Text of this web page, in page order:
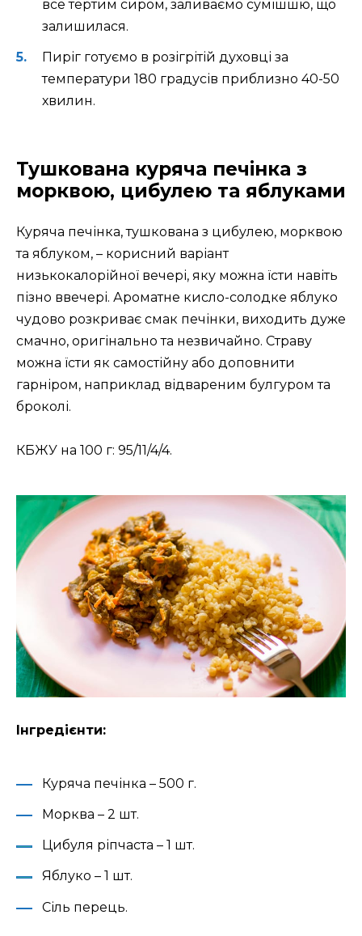
все тертим сиром, заливаємо сумішшю, що
залишилася.
Пиріг готуємо в розігрітій духовці за
температури 180 градусів приблизно 40-50
хвилин.
Тушкована куряча печінка з
морквою, цибулею та яблуками
Куряча печінка, тушкована з цибулею, морквою
та яблуком, – корисний варіант
низькокалорійної вечері, яку можна їсти навіть
пізно ввечері. Ароматне кисло-солодке яблуко
чудово розкриває смак печінки, виходить дуже
смачно, оригінально та незвичайно. Страву
можна їсти як самостійну або доповнити
гарніром, наприклад відвареним булгуром та
броколі.
КБЖУ на 100 г: 95/11/4/4.
Інгредієнти:
Куряча печінка – 500 г.
Морква – 2 шт.
Цибуля ріпчаста – 1 шт.
Яблуко – 1 шт.
Сіль перець.